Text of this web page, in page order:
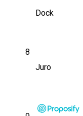
Dock
8
Juro